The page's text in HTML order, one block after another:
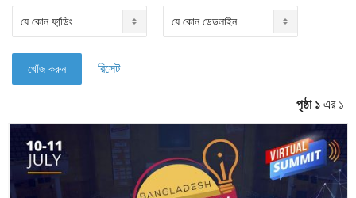
রিসেট
পৃষ্ঠা ১এর ১